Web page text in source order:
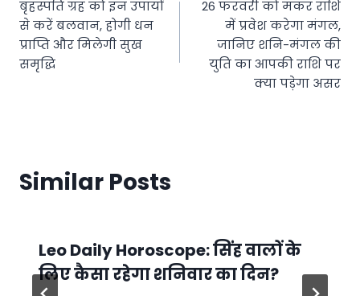
navigation
बृहस्पति ग्रह को इन उपायों
से करें बलवान, होगी धन
प्राप्ति और मिलेगी सुख
समृद्धि
26 फरवरी को मकर राशि
में प्रवेश करेगा मंगल,
जानिए शनि-मंगल की
युति का आपकी राशि पर
क्या पड़ेगा असर
Similar Posts
Leo Daily Horoscope: सिंह वालों के
लिए कैसा रहेगा शनिवार का दिन?